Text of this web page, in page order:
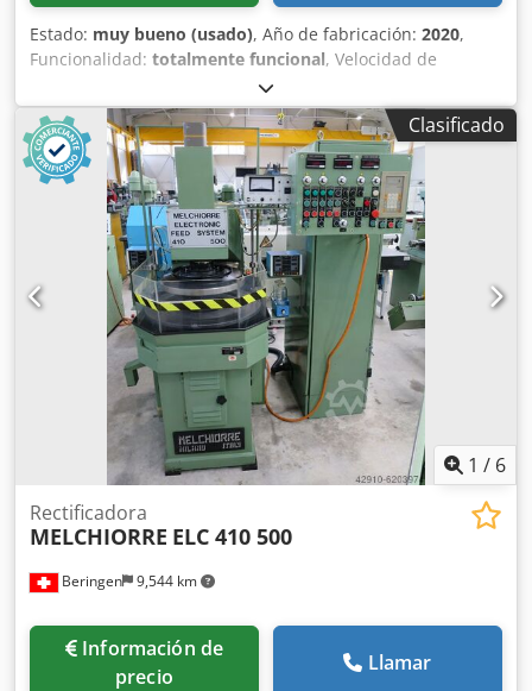
Estado: muy bueno (usado), Año de fabricación: 2020,
Funcionalidad: totalmente funcional, Velocidad de
rotación (máx.): 60 1/min Dimensiones del equipo (ancho x
profundidad x alto): 1.775 x 1.720 x 950 mm Potencia: 7,5
kW Consumo de energía: 9.400 W Tensión de conexión: 3 x
400 V, 50/60 Hz Peso (kg): aprox. 2.800 kg Diámetro interior
del anillo de ajuste adecuado: Ø 480 mm Refrigeración: no
Csdpfx Aszmf Rlel Dorf Protección: 25 A, de retardo
Volumen del depósito de residuos del abrasivo de pulido:
12 l Dimensiones adecuadas del disco de pulido: Ø 1.200
mm / 47" Número de yugos de rodillo: 3
Clasificado
1 / 6
Beringen 9,544 km
Rectificadora
MELCHIORRE ELC 410 500
Información de
precio
Llamar